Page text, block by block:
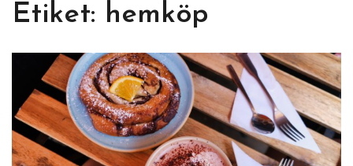
Etiket: hemköp